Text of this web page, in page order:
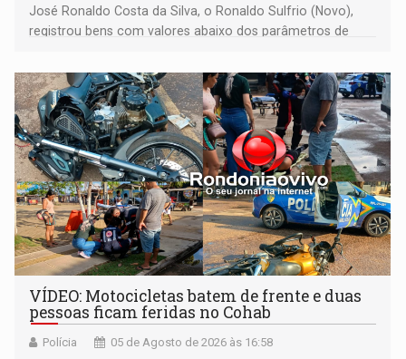
José Ronaldo Costa da Silva, o Ronaldo Sulfrio (Novo),
registrou bens com valores abaixo dos parâmetros de
milhões
VÍDEO: Motocicletas batem de frente e duas
pessoas ficam feridas no Cohab
Polícia 05 de Agosto de 2026 às 16:58